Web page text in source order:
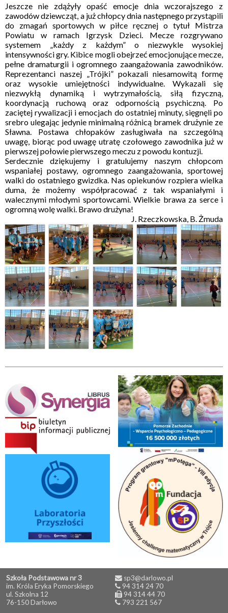
Jeszcze nie zdążyły opaść emocje dnia wczorajszego z
zawodów dziewcząt, a już chłopcy dnia następnego przystąpili
do zmagań sportowych w piłce ręcznej o tytuł Mistrza
Powiatu w ramach Igrzysk Dzieci. Mecze rozgrywano
systemem „każdy z każdym” o niezwykle wysokiej
intensywności gry. Kibice mogli obejrzeć emocjonujące mecze,
pełne dramaturgii i ogromnego zaangażowania zawodników.
Reprezentanci naszej „Trójki” pokazali niesamowitą formę
oraz wysokie umiejętności indywidualne. Wykazali się
niezwykłą dynamiką i wytrzymałością, siłą fizyczną,
koordynacją ruchową oraz odpornością psychiczną. Po
zaciętej rywalizacji i emocjach do ostatniej minuty, sięgnęli po
srebro ulegając jedynie minimalną różnicą bramek drużynie ze
Sławna. Postawa chłopaków zasługiwała na szczególną
uwagę, biorąc pod uwagę utratę czołowego zawodnika już w
pierwszej połowie pierwszego meczu z powodu kontuzji.
Serdecznie dziękujemy i gratulujemy naszym chłopcom
wspaniałej postawy, ogromnego zaangażowania, sportowej
walki do ostatniego gwizdka. Nas opiekunów rozpiera wielka
duma, że możemy współpracować z tak wspaniałymi i
walecznymi młodymi sportowcami. Wielkie brawa za serce i
ogromną wolę walki. Brawo drużyna!
J. Rzeczkowska, B. Żmuda
Szkoła Podstawowa nr 3
im. Króla Eryka Pomorskiego
ul. Szkolna 12
76-150 Darłowo
sp3@darlowo.pl
94 314 24 70
94 314 44 70
793 221 567